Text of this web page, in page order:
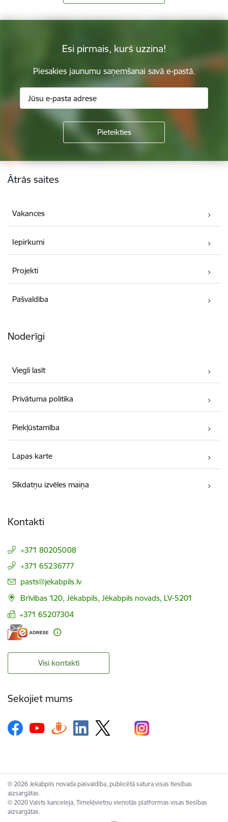
Esi pirmais, kurš uzzina!
Piesakies jaunumu saņemšanai savā e-pastā.
Kājene
Ātrās saites
Vakances
Iepirkumi
Projekti
Pašvaldība
Noderīgi
Viegli lasīt
Privātuma politika
Piekļūstamība
Lapas karte
Sīkdatņu izvēles maiņa
Kontakti
+371 80205008
+371 65236777
E-pasts:
pasts@jekabpils.lv
Brīvības 120, Jēkabpils, Jēkabpils novads, LV-5201
+371 65207304
Visi kontakti
Sekojiet mums
© 2026 Jekabpils novada pašvaldība, publicētā satura visas tiesības
aizsargātas.
© 2020 Valsts kanceleja, Tīmekļvietņu vienotās platformas visas tiesības
aizsargātas.